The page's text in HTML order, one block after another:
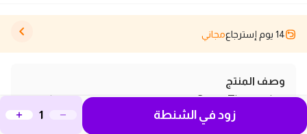
14 يوم إسترجاع مجاني
وصف المنتج
مبشرة Group Tiger المربعة الستانلس بمقبض سيليكون
مقاس 8 بوصة، تصميم متين وعملي لجميع احتياجاتك في
زود في الشنطة